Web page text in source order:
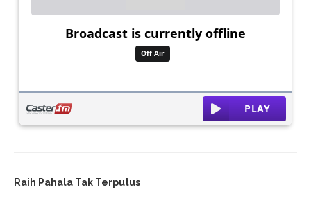
Raih Pahala Tak Terputus